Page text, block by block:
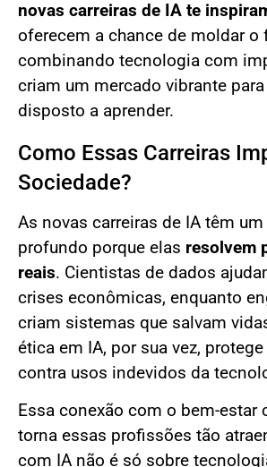
novas carreiras de IA te
oferecem a chance de moldar o
combinando tecnologia com
criam um mercado vibrante
disposto a aprender.
Como Essas Carreiras
Sociedade?
As novas carreiras de IA têm
profundo porque elas resolvem
reais. Cientistas de dados
crises econômicas, enquanto
criam sistemas que salvam
ética em IA, por sua vez,
contra usos indevidos da
Essa conexão com o bem-estar
torna essas profissões tão
com IA não é só sobre